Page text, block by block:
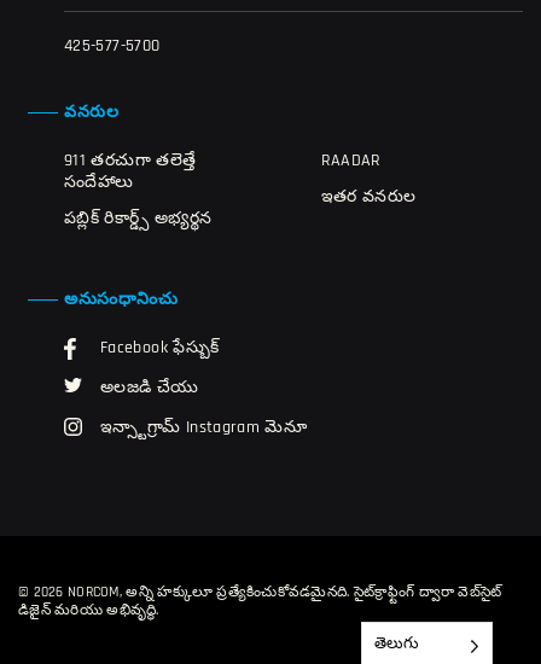
425-577-5700
వనరుల
911 తరచుగా తలెత్తే
సందేహాలు
పబ్లిక్ రికార్డ్స్ అభ్యర్థన
RAADAR
ఇతర వనరుల
అనుసంధానించు
Facebook ఫేస్బుక్
అలజడి చేయు
ఇన్స్టాగ్రామ్ Instagram మెనూ
© 2026 NORCOM, అన్ని హక్కులూ ప్రత్యేకించుకోవడమైనది. సైట్‌క్రాఫ్టింగ్ ద్వారా వెబ్‌సైట్
డిజైన్ మరియు అభివృద్ధి.
తెలుగు